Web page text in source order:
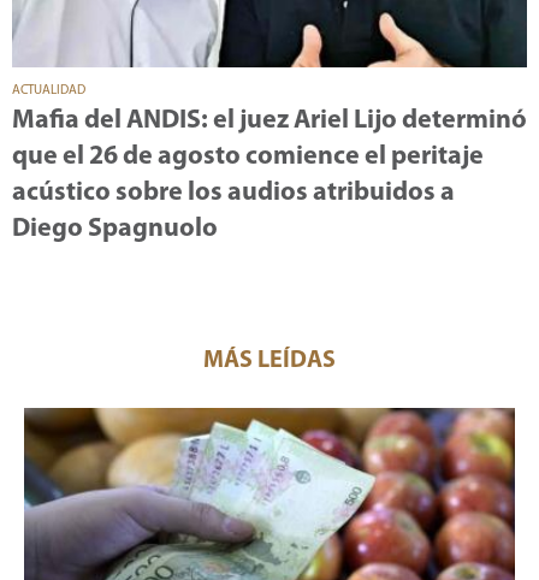
ACTUALIDAD
Mafia del ANDIS: el juez Ariel Lijo determinó
que el 26 de agosto comience el peritaje
acústico sobre los audios atribuidos a
Diego Spagnuolo
MÁS LEÍDAS